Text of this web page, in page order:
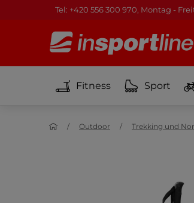
Tel: +420 556 300 970, Montag -
Fitness Sport
Outdoor Trekking und